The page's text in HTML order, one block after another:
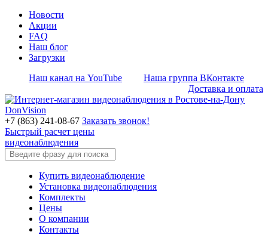
Новости
Акции
FAQ
Наш блог
Загрузки
Наш канал на YouTube
Наша группа ВКонтакте
Доставка и оплата
+7 (863) 241-08-67 Заказать звонок!
Быстрый расчет цены
видеонаблюдения
Купить видеонаблюдение
Установка видеонаблюдения
Комплекты
Цены
О компании
Контакты